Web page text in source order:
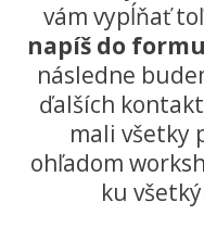
vám vypĺňať
napíš do
následne
ďalších
mali všetky
ohľadom
ku